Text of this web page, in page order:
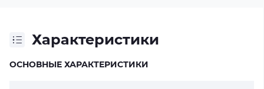
Характеристики
ОСНОВНЫЕ ХАРАКТЕРИСТИКИ